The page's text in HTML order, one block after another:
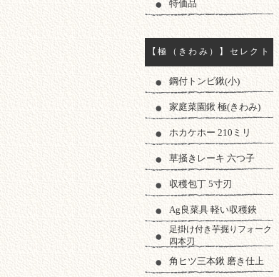
特価品
【極（きわみ）】セレクト
鋼付トンビ鍬(小)
家庭菜園鍬 極(きわみ)
ホカケホー 210ミリ
草掻きレーキ 六つ子
収穫包丁 5寸刃
Ag良菜具 軽い収穫鋏
足掛け付き芋掘りフォーク
四本刃
角ヒツ三本鍬 磨き仕上